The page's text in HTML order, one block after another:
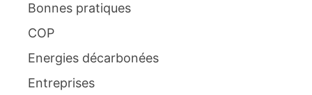
Bonnes pratiques
COP
Energies décarbonées
Entreprises